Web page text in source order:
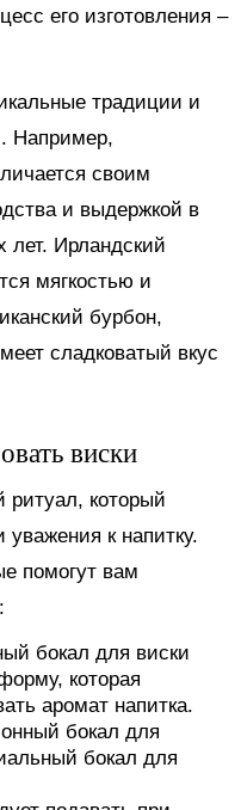
его изготовления –
традиции и
Например,
своим
и выдержкой в
лет. Ирландский
мягкостью и
бурбон,
сладковатый вкус
виски
ритуал, который
к напитку.
помогут вам
бокал для виски
которая
аромат напитка.
бокал для
бокал для